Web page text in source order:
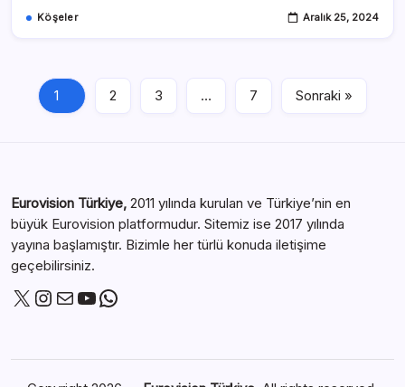
Köşeler Aralık 25, 2024
1 2 3 … 7 Sonraki »
Eurovision Türkiye, 2011 yılında kurulan ve Türkiye’nin en
büyük Eurovision platformudur. Sitemiz ise 2017 yılında
yayına başlamıştır. Bizimle her türlü konuda iletişime
geçebilirsiniz.